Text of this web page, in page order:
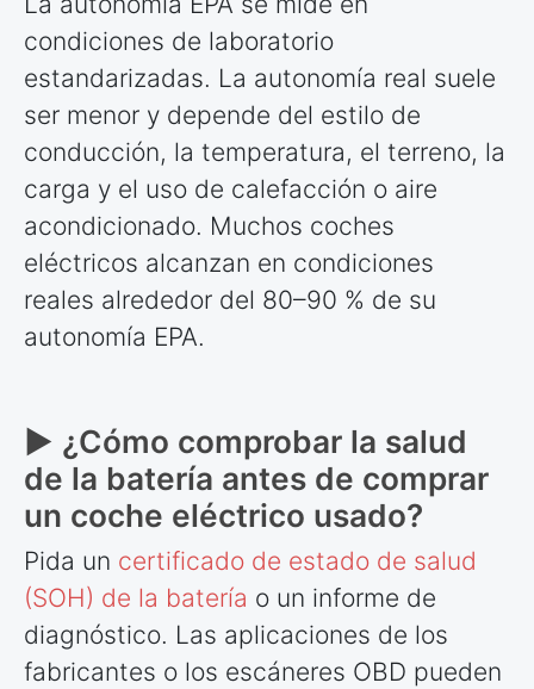
condiciones de laboratorio
estandarizadas. La autonomía real suele
ser menor y depende del estilo de
conducción, la temperatura, el terreno, la
carga y el uso de calefacción o aire
acondicionado. Muchos coches
eléctricos alcanzan en condiciones
reales alrededor del 80–90 % de su
autonomía EPA.
► ¿Cómo comprobar la salud
de la batería antes de comprar
un coche eléctrico usado?
Pida un certificado de estado de salud
(SOH) de la batería o un informe de
diagnóstico. Las aplicaciones de los
fabricantes o los escáneres OBD pueden